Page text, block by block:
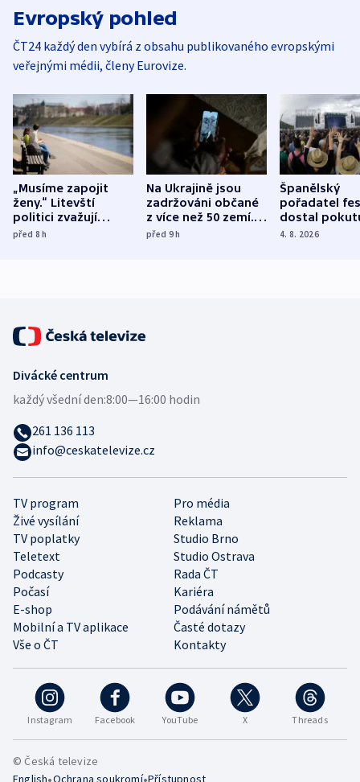
Evropský pohled
ČT24 každý den vybírá z obsahu publikovaného evropskými
veřejnými médii, členy Eurovize.
„Musíme zapojit
ženy.“ Litevští
politici zvažují
dohodu o
před 8h
Na Ukrajině jsou
zadržováni občané
z více než 50 zemí.
Bojovali na straně
před 9h
Španělský
pořadatel
dostal
nekalé
4. 8. 2026
Instagram Facebook YouTube X Threads
TV program
Pro média
Živé vysílání
Reklama
TV poplatky
Studio Brno
Teletext
Studio Ostrava
Podcasty
Rada ČT
Počasí
Kariéra
E-shop
Podávání námětů
Mobilní a TV aplikace
Časté dotazy
Vše o ČT
Kontakty
Divácké centrum
každý všední den:8:00—16:00 hodin
261 136 113
info@ceskatelevize.cz
© Česká televize